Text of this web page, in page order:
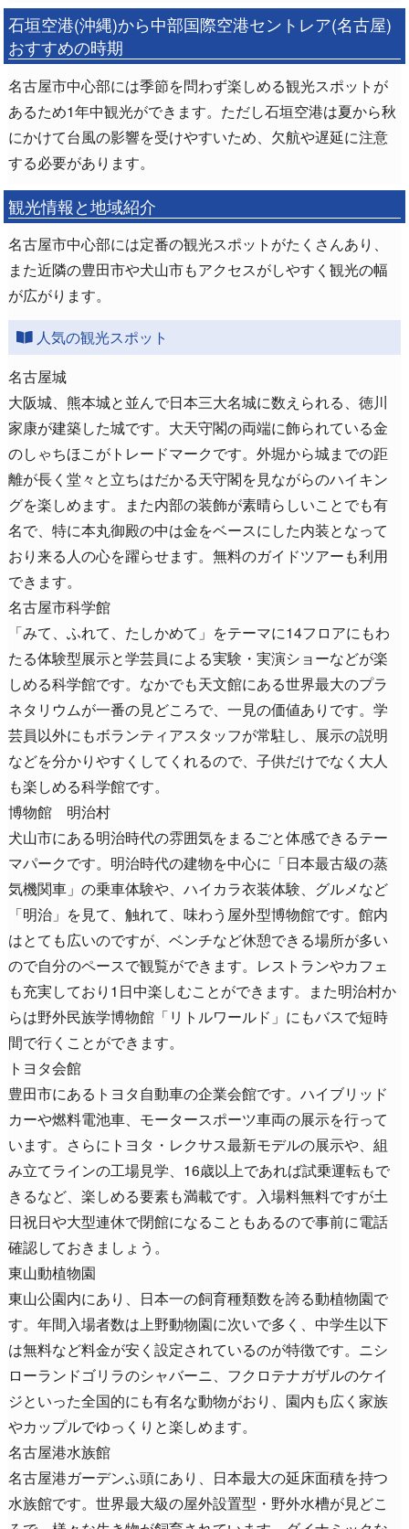
石垣空港(沖縄)から中部国際空港セントレア(名古屋)
おすすめの時期
名古屋市中心部には季節を問わず楽しめる観光スポットが
あるため1年中観光ができます。ただし石垣空港は夏から秋
にかけて台風の影響を受けやすいため、欠航や遅延に注意
する必要があります。
観光情報と地域紹介
名古屋市中心部には定番の観光スポットがたくさんあり、
また近隣の豊田市や犬山市もアクセスがしやすく観光の幅
が広がります。
人気の観光スポット
名古屋城
大阪城、熊本城と並んで日本三大名城に数えられる、徳川
家康が建築した城です。大天守閣の両端に飾られている金
のしゃちほこがトレードマークです。外堀から城までの距
離が長く堂々と立ちはだかる天守閣を見ながらのハイキン
グを楽しめます。また内部の装飾が素晴らしいことでも有
名で、特に本丸御殿の中は金をベースにした内装となって
おり来る人の心を躍らせます。無料のガイドツアーも利用
できます。
名古屋市科学館
「みて、ふれて、たしかめて」をテーマに14フロアにもわ
たる体験型展示と学芸員による実験・実演ショーなどが楽
しめる科学館です。なかでも天文館にある世界最大のプラ
ネタリウムが一番の見どころで、一見の価値ありです。学
芸員以外にもボランティアスタッフが常駐し、展示の説明
などを分かりやすくしてくれるので、子供だけでなく大人
も楽しめる科学館です。
博物館 明治村
犬山市にある明治時代の雰囲気をまるごと体感できるテー
マパークです。明治時代の建物を中心に「日本最古級の蒸
気機関車」の乗車体験や、ハイカラ衣装体験、グルメなど
「明治」を見て、触れて、味わう屋外型博物館です。館内
はとても広いのですが、ベンチなど休憩できる場所が多い
ので自分のペースで観覧ができます。レストランやカフェ
も充実しており1日中楽しむことができます。また明治村か
らは野外民族学博物館「リトルワールド」にもバスで短時
間で行くことができます。
トヨタ会館
豊田市にあるトヨタ自動車の企業会館です。ハイブリッド
カーや燃料電池車、モータースポーツ車両の展示を行って
います。さらにトヨタ・レクサス最新モデルの展示や、組
み立てラインの工場見学、16歳以上であれば試乗運転もで
きるなど、楽しめる要素も満載です。入場料無料ですが土
日祝日や大型連休で閉館になることもあるので事前に電話
確認しておきましょう。
東山動植物園
東山公園内にあり、日本一の飼育種類数を誇る動植物園で
す。年間入場者数は上野動物園に次いで多く、中学生以下
は無料など料金が安く設定されているのが特徴です。ニシ
ローランドゴリラのシャバーニ、フクロテナガザルのケイ
ジといった全国的にも有名な動物がおり、園内も広く家族
やカップルでゆっくりと楽しめます。
名古屋港水族館
名古屋港ガーデンふ頭にあり、日本最大の延床面積を持つ
水族館です。世界最大級の屋外設置型・野外水槽が見どこ